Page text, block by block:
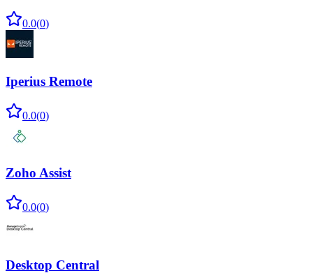
0.0(0)
Iperius Remote
0.0(0)
Zoho Assist
0.0(0)
Desktop Central